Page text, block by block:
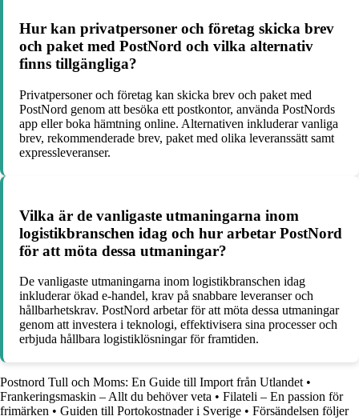
Hur kan privatpersoner och företag skicka brev
och paket med PostNord och vilka alternativ
finns tillgängliga?
Privatpersoner och företag kan skicka brev och paket med
PostNord genom att besöka ett postkontor, använda PostNords
app eller boka hämtning online. Alternativen inkluderar vanliga
brev, rekommenderade brev, paket med olika leveranssätt samt
expressleveranser.
Vilka är de vanligaste utmaningarna inom
logistikbranschen idag och hur arbetar PostNord
för att möta dessa utmaningar?
De vanligaste utmaningarna inom logistikbranschen idag
inkluderar ökad e-handel, krav på snabbare leveranser och
hållbarhetskrav. PostNord arbetar för att möta dessa utmaningar
genom att investera i teknologi, effektivisera sina processer och
erbjuda hållbara logistiklösningar för framtiden.
Postnord Tull och Moms: En Guide till Import från Utlandet•
Frankeringsmaskin – Allt du behöver veta • Filateli – En passion för
frimärken • Guiden till Portokostnader i Sverige • Försändelsen följer